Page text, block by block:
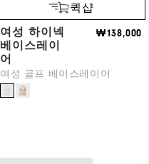
퀵샵
여성 하이넥
베이스레이
어
여성 골프 베이스레이어
₩138,000